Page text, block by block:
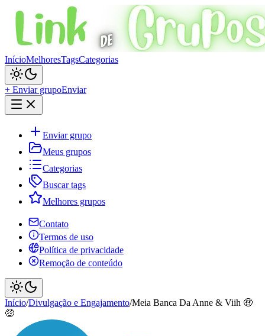
InícioMelhoresTagsCategorias
+ Enviar grupoEnviar
Enviar grupo
Meus grupos
Categorias
Buscar tags
Melhores grupos
Contato
Termos de uso
Política de privacidade
Remoção de conteúdo
Início/Divulgação e Engajamento/Meia Banca Da Anne & Viih 🤑
🤑